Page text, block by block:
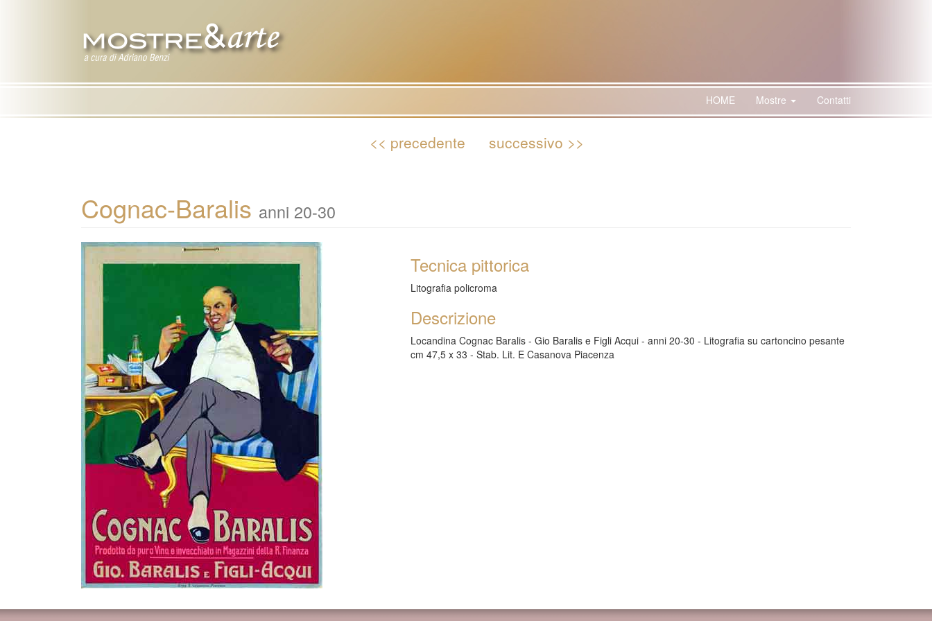
HOME Mostre Contatti
<< precedente successivo >>
Cognac-Baralis anni 20-30
Tecnica pittorica
Litografia policroma
Descrizione
Locandina Cognac Baralis - Gio Baralis e Figli Acqui - anni 20-30 - Litografia su cartoncino pesante
cm 47,5 x 33 - Stab. Lit. E Casanova Piacenza